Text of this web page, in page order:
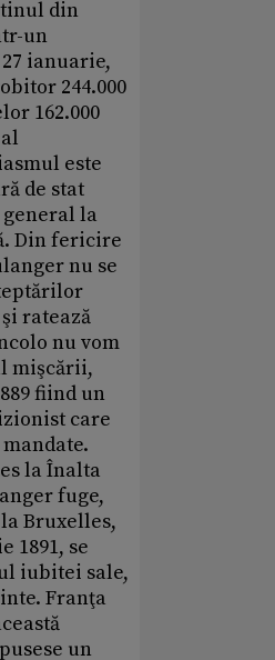
din
un
ianuarie,
244.000
162.000
este
de stat
la
Din fericire
nu se
ratează
nu vom
mişcării,
fiind un
care
la Înalta
fuge,
Bruxelles,
1891, se
iubitei sale,
Franţa
un